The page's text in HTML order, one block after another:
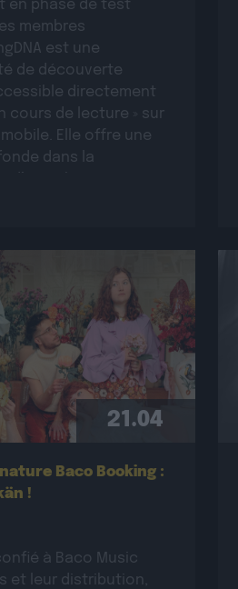
en phase de test
membres
est une
de découverte
directement
cours de lecture » sur
mobile. Elle offre une
dans la
: • L’équipe
21.04
Baco Booking :
!
à Baco Music
et leur distribution,